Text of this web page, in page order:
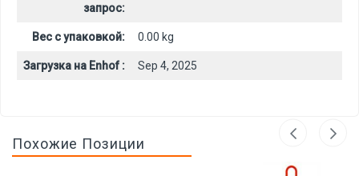
запрос:
Вес с упаковкой: 0.00 kg
Загрузка на Enhof : Sep 4, 2025
Похожие Позиции